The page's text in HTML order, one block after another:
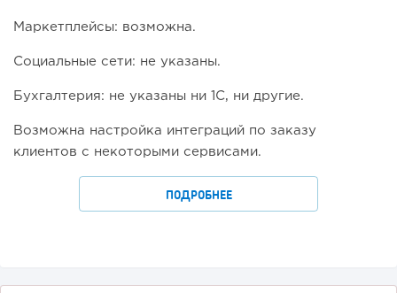
Маркетплейсы: возможна.
Социальные сети: не указаны.
Бухгалтерия: не указаны ни 1С, ни другие.
Возможна настройка интеграций по заказу
клиентов с некоторыми сервисами.
ПОДРОБНЕЕ